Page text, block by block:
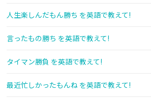
人生楽しんだもん勝ち を英語で教えて!
言ったもの勝ち を英語で教えて!
タイマン勝負 を英語で教えて!
最近忙しかったもんね を英語で教えて!